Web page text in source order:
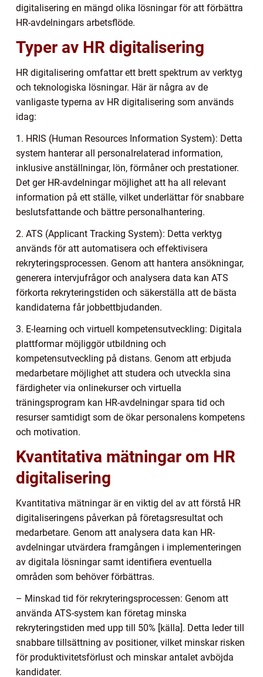
digitalisering en mängd olika lösningar för att förbättra
HR-avdelningars arbetsflöde.
Typer av HR digitalisering
HR digitalisering omfattar ett brett spektrum av verktyg
och teknologiska lösningar. Här är några av de
vanligaste typerna av HR digitalisering som används
idag:
1. HRIS (Human Resources Information System): Detta
system hanterar all personalrelaterad information,
inklusive anställningar, lön, förmåner och prestationer.
Det ger HR-avdelningar möjlighet att ha all relevant
information på ett ställe, vilket underlättar för snabbare
beslutsfattande och bättre personalhantering.
2. ATS (Applicant Tracking System): Detta verktyg
används för att automatisera och effektivisera
rekryteringsprocessen. Genom att hantera ansökningar,
generera intervjufrågor och analysera data kan ATS
förkorta rekryteringstiden och säkerställa att de bästa
kandidaterna får jobbettbjudanden.
3. E-learning och virtuell kompetensutveckling: Digitala
plattformar möjliggör utbildning och
kompetensutveckling på distans. Genom att erbjuda
medarbetare möjlighet att studera och utveckla sina
färdigheter via onlinekurser och virtuella
träningsprogram kan HR-avdelningar spara tid och
resurser samtidigt som de ökar personalens kompetens
och motivation.
Kvantitativa mätningar om HR
digitalisering
Kvantitativa mätningar är en viktig del av att förstå HR
digitaliseringens påverkan på företagsresultat och
medarbetare. Genom att analysera data kan HR-
avdelningar utvärdera framgången i implementeringen
av digitala lösningar samt identifiera eventuella
områden som behöver förbättras.
– Minskad tid för rekryteringsprocessen: Genom att
använda ATS-system kan företag minska
rekryteringstiden med upp till 50% [källa]. Detta leder till
snabbare tillsättning av positioner, vilket minskar risken
för produktivitetsförlust och minskar antalet avböjda
kandidater.